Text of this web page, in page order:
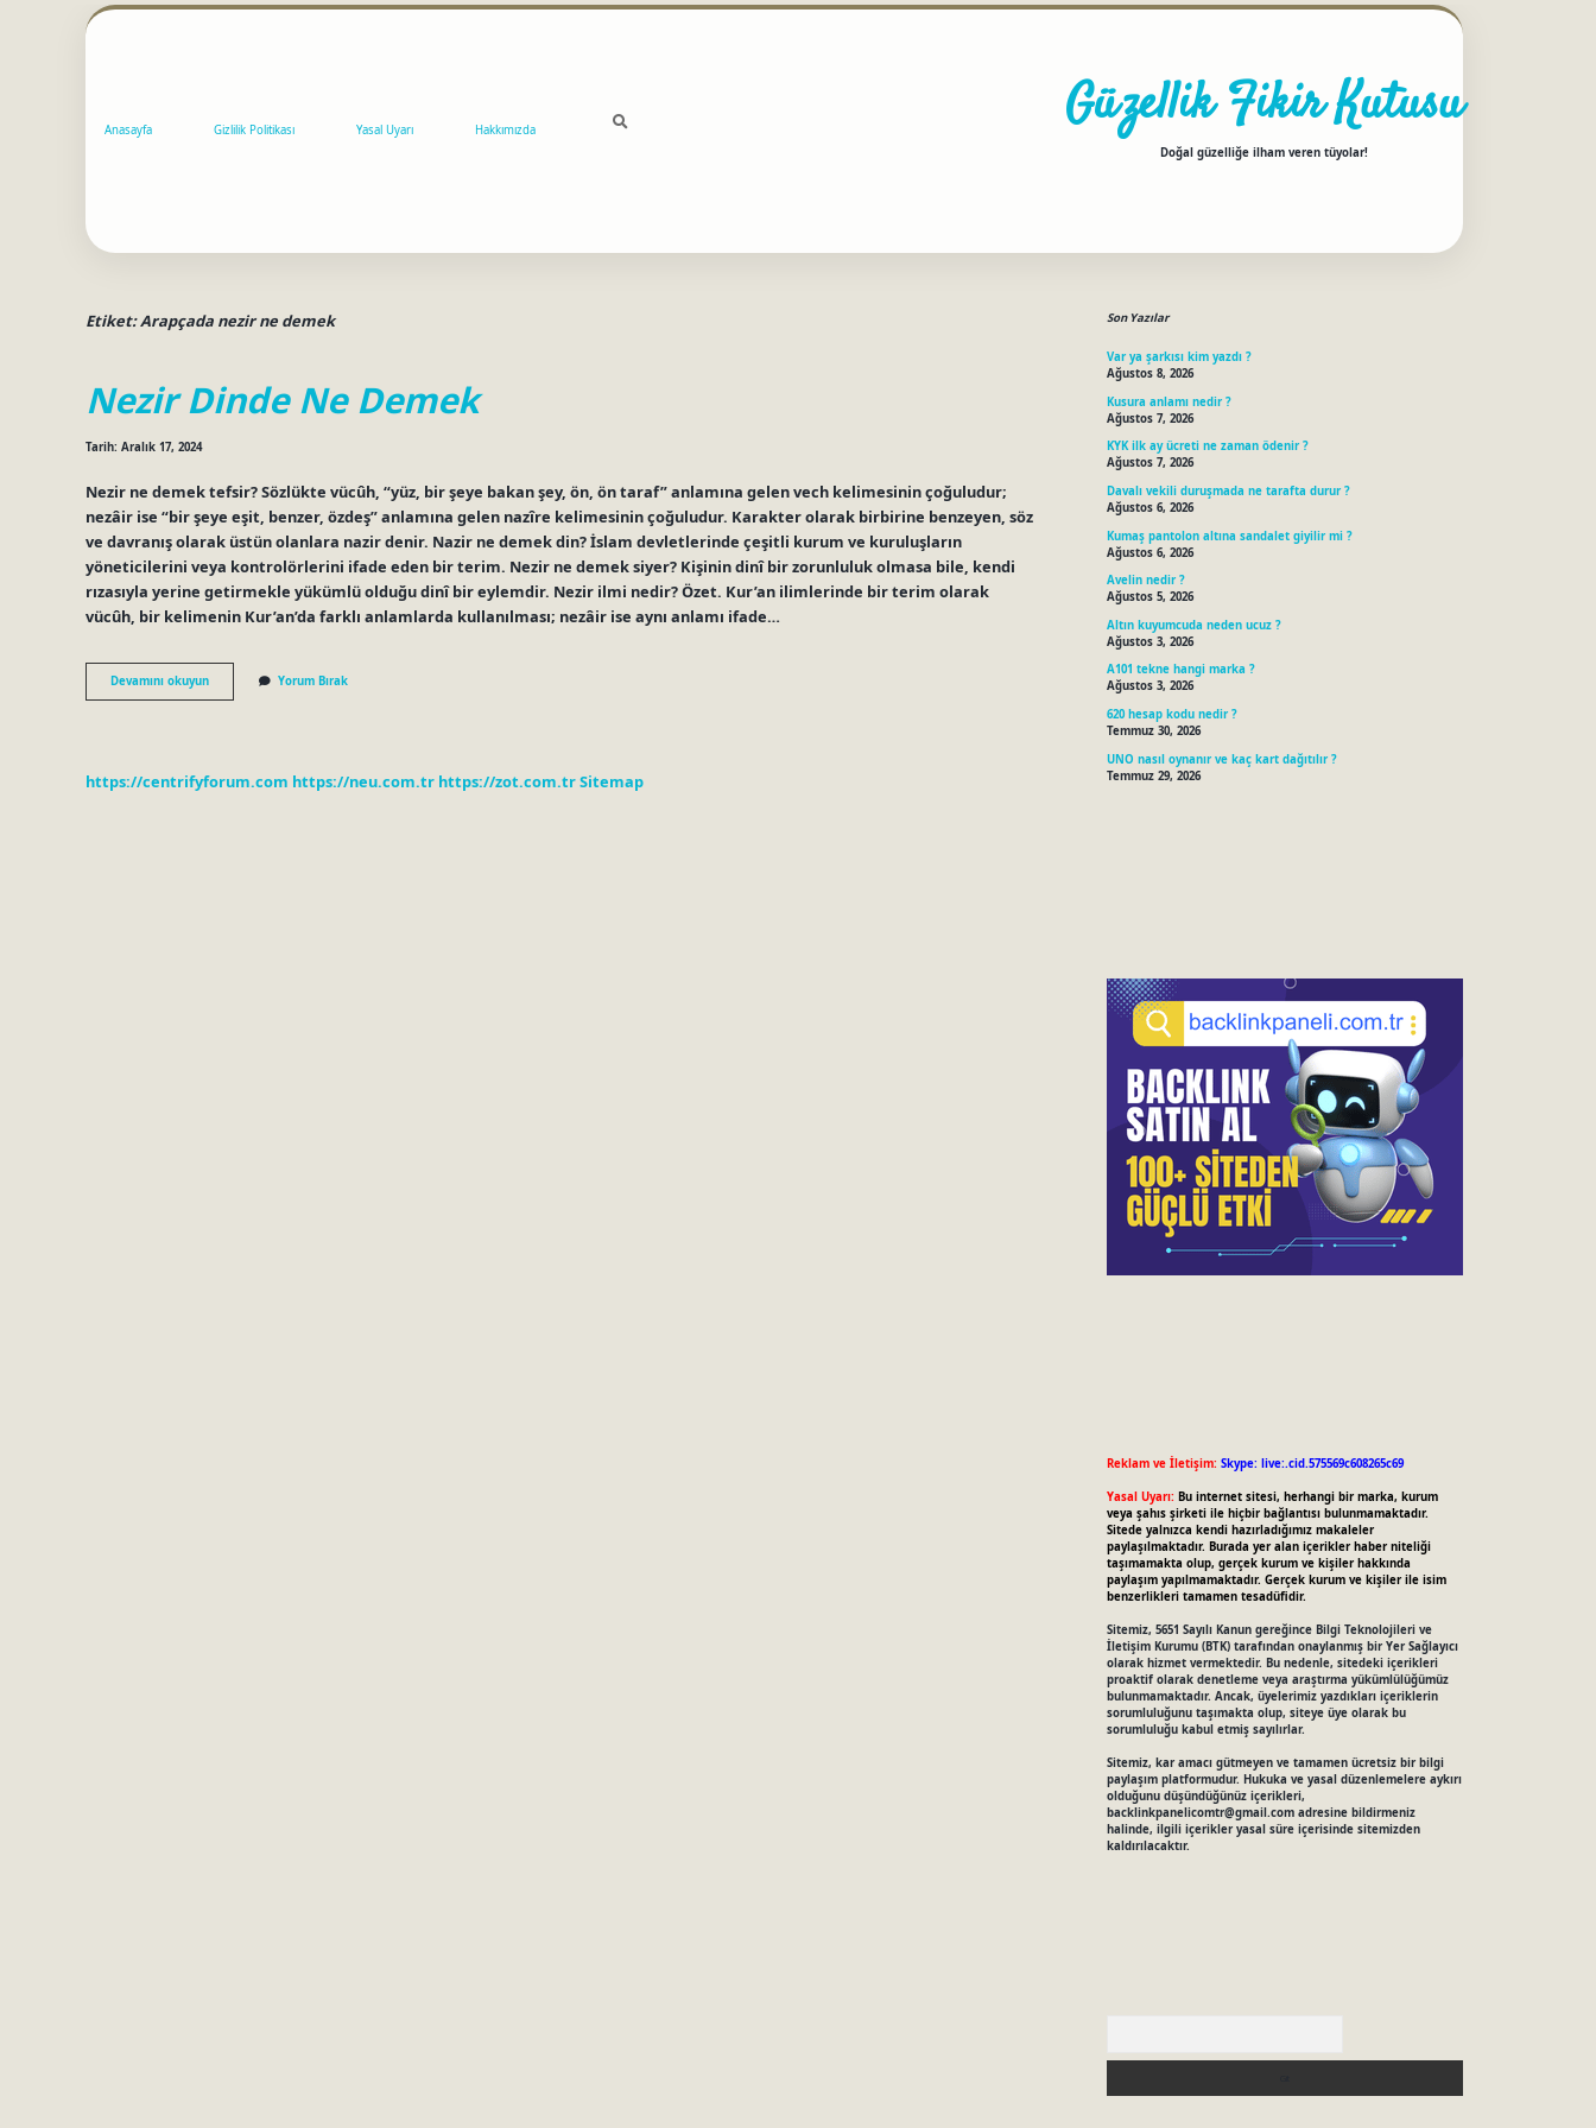
Anasayfa Gizlilik Politikası Yasal Uyarı Hakkımızda Güzellik Fikir Kutusu
Doğal güzelliğe ilham veren tüyolar!
Etiket:Arapçada nezir ne demek
Nezir Dinde Ne Demek
Tarih: Aralık 17, 2024
Nezir ne demek tefsir? Sözlükte vücûh, “yüz, bir şeye bakan şey, ön, ön taraf” anlamına gelen vech kelimesinin çoğuludur;
nezâir ise “bir şeye eşit, benzer, özdeş” anlamına gelen nazîre kelimesinin çoğuludur. Karakter olarak birbirine benzeyen, söz
ve davranış olarak üstün olanlara nazir denir. Nazir ne demek din? İslam devletlerinde çeşitli kurum ve kuruluşların
yöneticilerini veya kontrolörlerini ifade eden bir terim. Nezir ne demek siyer? Kişinin dinî bir zorunluluk olmasa bile, kendi
rızasıyla yerine getirmekle yükümlü olduğu dinî bir eylemdir. Nezir ilmi nedir? Özet. Kur’an ilimlerinde bir terim olarak
vücûh, bir kelimenin Kur’an’da farklı anlamlarda kullanılması; nezâir ise aynı anlamı ifade…
Devamını okuyunNezir
Dinde
Yorum Bırak
https://centrifyforum.com https://neu.com.tr https://zot.com.trSitemap
Son Yazılar
Var ya şarkısı kim yazdı ?
Ağustos 8, 2026
Kusura anlamı nedir ?
Ağustos 7, 2026
KYK ilk ay ücreti ne zaman ödenir ?
Ağustos 7, 2026
Davalı vekili duruşmada ne tarafta durur ?
Ağustos 6, 2026
Kumaş pantolon altına sandalet giyilir mi ?
Ağustos 6, 2026
Avelin nedir ?
Ağustos 5, 2026
Altın kuyumcuda neden ucuz ?
Ağustos 3, 2026
A101 tekne hangi marka ?
Ağustos 3, 2026
620 hesap kodu nedir ?
Temmuz 30, 2026
UNO nasıl oynanır ve kaç kart dağıtılır ?
Temmuz 29, 2026
Reklam ve İletişim: Skype: live:.cid.575569c608265c69
Yasal Uyarı: Bu internet sitesi, herhangi bir marka, kurum
veya şahıs şirketi ile hiçbir bağlantısı bulunmamaktadır.
Sitede yalnızca kendi hazırladığımız makaleler
paylaşılmaktadır. Burada yer alan içerikler haber niteliği
taşımamakta olup, gerçek kurum ve kişiler hakkında
paylaşım yapılmamaktadır. Gerçek kurum ve kişiler ile isim
benzerlikleri tamamen tesadüfidir.
Sitemiz, 5651 Sayılı Kanun gereğince Bilgi Teknolojileri ve
İletişim Kurumu (BTK) tarafından onaylanmış bir Yer Sağlayıcı
olarak hizmet vermektedir. Bu nedenle, sitedeki içerikleri
proaktif olarak denetleme veya araştırma yükümlülüğümüz
bulunmamaktadır. Ancak, üyelerimiz yazdıkları içeriklerin
sorumluluğunu taşımakta olup, siteye üye olarak bu
sorumluluğu kabul etmiş sayılırlar.
Sitemiz, kar amacı gütmeyen ve tamamen ücretsiz bir bilgi
paylaşım platformudur. Hukuka ve yasal düzenlemelere aykırı
olduğunu düşündüğünüz içerikleri,
backlinkpanelicomtr@gmail.comadresine bildirmeniz
halinde, ilgili içerikler yasal süre içerisinde sitemizden
kaldırılacaktır.